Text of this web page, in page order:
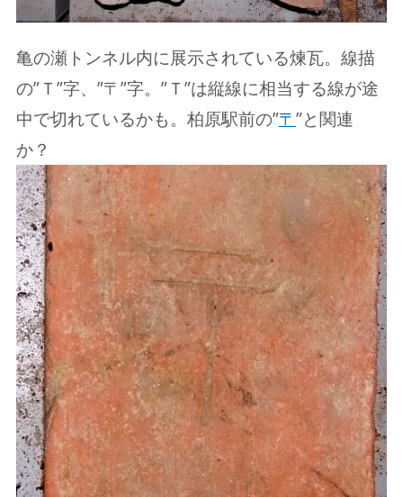
亀の瀬トンネル内に展示されている煉瓦。線描
の”Ｔ”字、”〒”字。”Ｔ”は縦線に相当する線が途
中で切れているかも。柏原駅前の”〒”と関連
か？